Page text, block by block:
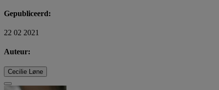
Gepubliceerd:
22 02 2021
Auteur:
Cecilie Løne